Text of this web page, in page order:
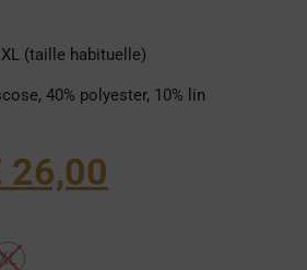
(taille habituelle)
40% polyester, 10% lin
26,00